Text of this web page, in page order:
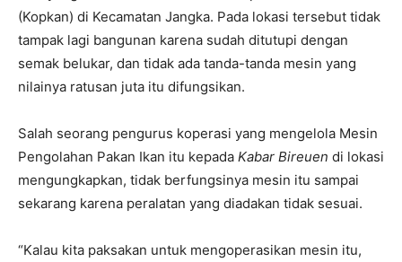
(Kopkan) di Kecamatan Jangka. Pada lokasi tersebut tidak
tampak lagi bangunan karena sudah ditutupi dengan
semak belukar, dan tidak ada tanda-tanda mesin yang
nilainya ratusan juta itu difungsikan.
Salah seorang pengurus koperasi yang mengelola Mesin
Pengolahan Pakan Ikan itu kepada Kabar Bireuen di lokasi
mengungkapkan, tidak berfungsinya mesin itu sampai
sekarang karena peralatan yang diadakan tidak sesuai.
“Kalau kita paksakan untuk mengoperasikan mesin itu,